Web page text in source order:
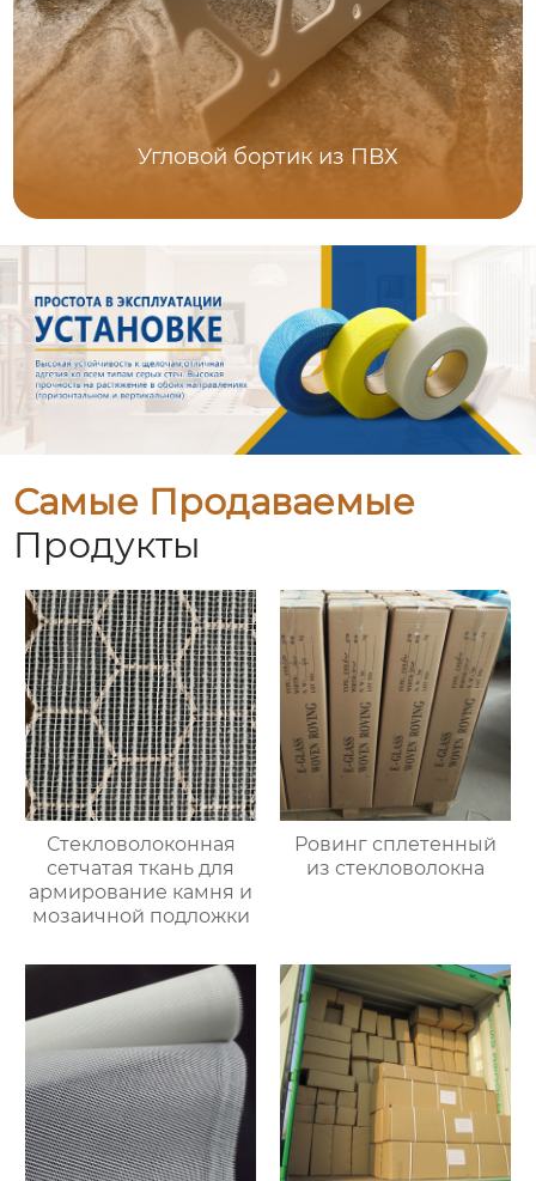
Угловой бортик из ПВХ
Самые Продаваемые
Продукты
Стекловолоконная
сетчатая ткань для
армирование камня и
мозаичной подложки
Ровинг сплетенный
из стекловолокна